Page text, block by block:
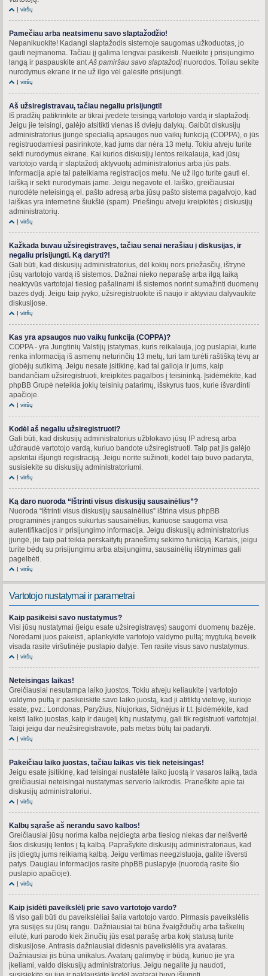
Į viršų
Pamečiau arba neatsimenu savo slaptažodžio!
Nepanikuokite! Kadangi slaptažodis sistemoje saugomas užkoduotas, jo
gauti neįmanoma. Tačiau jį galima lengvai pasikeisti. Nueikite į prisijungimo
langą ir paspauskite ant Aš pamiršau savo slaptažodį nuorodos. Toliau sekite
nurodymus ekrane ir ne už ilgo vėl galėsite prisijungti.
Į viršų
Aš užsiregistravau, tačiau negaliu prisijungti!
Iš pradžių patikrinkite ar tikrai įvedėte teisingą vartotojo vardą ir slaptažodį.
Jeigu jie teisingi, galėjo atsitikti vienas iš dviejų dalykų. Galbūt diskusijų
administratorius įjungė specialią apsaugos nuo vaikų funkciją (COPPA), o jūs
registruodamiesi pasirinkote, kad jums dar nėra 13 metų. Tokiu atveju turite
sekti nurodymus ekrane. Kai kurios diskusijų lentos reikalauja, kad jūsų
vartotojo vardą ir slaptažodį aktyvuotų administratorius arba jūs pats.
Informacija apie tai pateikiama registracijos metu. Ne už ilgo turite gauti el.
laišką ir sekti nurodymais jame. Jeigu negavote el. laiško, greičiausiai
nurodėte neteisingą el. pašto adresą arba jūsų pašto sistema pagalvojo, kad
laiškas yra internetinė šiukšlė (spam). Priešingu atveju kreipkitės į diskusijų
administratorių.
Į viršų
Kažkada buvau užsiregistravęs, tačiau senai nerašiau į diskusijas, ir
negaliu prisijungti. Ką daryti?!
Gali būti, kad diskusijų administratorius, dėl kokių nors priežasčių, ištrynė
jūsų vartotojo vardą iš sistemos. Dažnai nieko neparašę arba ilgą laiką
neaktyvūs vartotojai tiesiog pašalinami iš sistemos norint sumažinti duomenų
bazės dydį. Jeigu taip įvyko, užsiregistruokite iš naujo ir aktyviau dalyvaukite
diskusijose.
Į viršų
Kas yra apsaugos nuo vaikų funkcija (COPPA)?
COPPA - yra Jungtinių Valstijų įstatymas, kuris reikalauja, jog puslapiai, kurie
renka informaciją iš asmenų neturinčių 13 metų, turi tam turėti raštišką tėvų ar
globėjų sutikimą. Jeigu nesate įsitikinę, kad tai galioja ir jums, kaip
bandančiam užsiregistruoti, kreipkitės pagalbos į teisininką. Įsidėmėkite, kad
phpBB Grupė neteikia jokių teisinių patarimų, išskyrus tuos, kurie išvardinti
apačioje.
Į viršų
Kodėl aš negaliu užsiregistruoti?
Gali būti, kad diskusijų administratorius užblokavo jūsų IP adresą arba
uždraudė vartotojo vardą, kuriuo bandote užsiregistruoti. Taip pat jis galėjo
apskritai išjungti registraciją. Jeigu norite sužinoti, kodėl taip buvo padaryta,
susisiekite su diskusijų administratoriumi.
Į viršų
Ką daro nuoroda “Ištrinti visus diskusijų sausainėlius”?
Nuoroda “Ištrinti visus diskusijų sausainėlius” ištrina visus phpBB
programinės įrangos sukurtus sausainėlius, kuriuose saugoma visa
autentifikacijos ir prisijungimo informacija. Jeigu diskusijų administratorius
įjungė, jie taip pat teikia perskaitytų pranešimų sekimo funkciją. Kartais, jeigu
turite bėdų su prisijungimu arba atsijungimu, sausainėlių ištrynimas gali
pagelbėti.
Į viršų
Vartotojo nustatymai ir parametrai
Kaip pasikeisi savo nustatymus?
Visi jūsų nustatymai (jeigu esate užsiregistravęs) saugomi duomenų bazėje.
Norėdami juos pakeisti, aplankykite vartotojo valdymo pultą; mygtuką beveik
visada rasite viršutinėje puslapio dalyje. Ten rasite visus savo nustatymus.
Į viršų
Neteisingas laikas!
Greičiausiai nesutampa laiko juostos. Tokiu atveju keliaukite į vartotojo
valdymo pultą ir pasikeiskite savo laiko juostą, kad ji atitiktų vietovę, kurioje
esate, pvz.: Londonas, Paryžius, Niujorkas, Sidnėjus ir t.t. Įsidėmėkite, kad
keisti laiko juostas, kaip ir daugelį kitų nustatymų, gali tik registruoti vartotojai.
Taigi jeigu dar neužsiregistravote, pats metas būtų tai padaryti.
Į viršų
Pakeičiau laiko juostas, tačiau laikas vis tiek neteisingas!
Jeigu esate įsitikinę, kad teisingai nustatėte laiko juostą ir vasaros laiką, tada
greičiausiai neteisingai nustatymas serverio laikrodis. Praneškite apie tai
diskusijų administratoriui.
Į viršų
Kalbų sąraše aš nerandu savo kalbos!
Greičiausiai jūsų norima kalba neįdiegta arba tiesiog niekas dar neišvertė
šios diskusijų lentos į tą kalbą. Paprašykite diskusijų administratoriaus, kad
jis įdiegtų jums reikiamą kalbą. Jeigu vertimas neegzistuoja, galite išversti
patys. Daugiau informacijos rasite phpBB puslapyje (nuorodą rasite šio
puslapio apačioje).
Į viršų
Kaip įsidėti paveikslėlį prie savo vartotojo vardo?
Iš viso gali būti du paveikslėliai šalia vartotojo vardo. Pirmasis paveikslėlis
yra susijęs su jūsų rangu. Dažniausiai tai būna žvaigždučių arba taškelių
eilutė, kuri parodo kiek žinučių jūs esat parašę arba kokį statusą turite
diskusijose. Antrasis dažniausiai didesnis paveikslėlis yra avataras.
Dažniausiai jis būna unikalus. Avatarų galimybę ir būdą, kuriuo jie yra
įkeliami, valdo diskusijų administratorius. Jeigu negalite jų naudoti,